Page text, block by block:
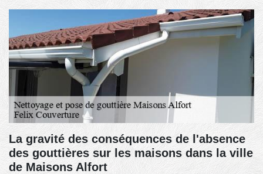
La gravité des conséquences de l'absence
des gouttières sur les maisons dans la ville
de Maisons Alfort